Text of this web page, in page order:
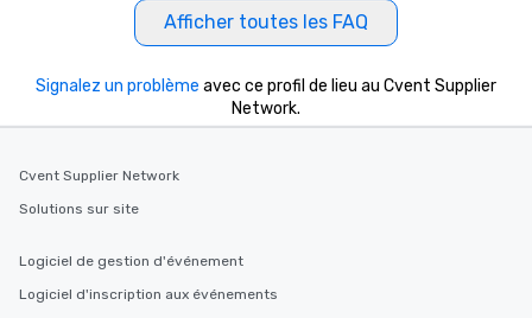
Afficher toutes les FAQ
Signalez un problème avec ce profil de lieu au Cvent Supplier
Network.
Cvent Supplier Network
Solutions sur site
Logiciel de gestion d'événement
Logiciel d'inscription aux événements